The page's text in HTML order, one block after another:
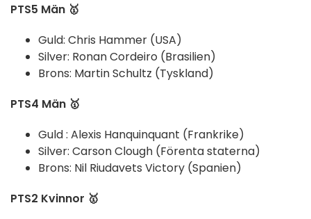
PTS5 Män 🥇
Guld: Chris Hammer (USA)
Silver: Ronan Cordeiro (Brasilien)
Brons: Martin Schultz (Tyskland)
PTS4 Män 🥇
Guld : Alexis Hanquinquant (Frankrike)
Silver: Carson Clough (Förenta staterna)
Brons: Nil Riudavets Victory (Spanien)
PTS2 Kvinnor 🥇